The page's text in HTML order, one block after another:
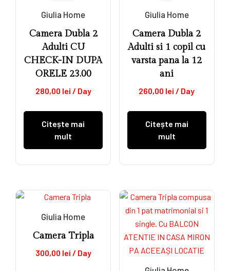
Giulia Home
Camera Dubla 2
Adulti CU
CHECK-IN DUPA
ORELE 23.00
280,00 lei / Day
Citește mai
mult
Giulia Home
Camera Dubla 2
Adulti si 1 copil cu
varsta pana la 12
ani
260,00 lei / Day
Citește mai
mult
Giulia Home
Camera Tripla
300,00 lei / Day